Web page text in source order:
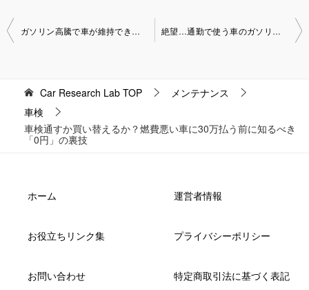
投
ガソリン高騰で車が維持できない？修理に30万払うなら新車へ乗り換えるべき理由 絶望…通勤で使う車のガソリン代が赤字？高額修理と維持費の地獄を回避する究極の裏技
Car Research Lab TOP
メンテナンス
車検
車検通すか買い替えるか？燃費悪い車に30万払う前に知るべき
「0円」の裏技
ホーム 運営者情報
お役立ちリンク集 プライバシーポリシー
お問い合わせ 特定商取引法に基づく表記